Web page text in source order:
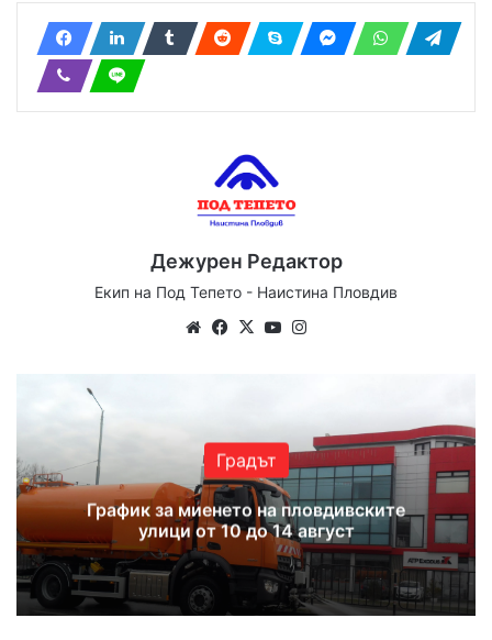
Дежурен Редактор
Екип на Под Тепето - Наистина Пловдив
WebsiteFacebook
X YouTube
Градът
График за миенето на пловдивските
улици от 10 до 14 август